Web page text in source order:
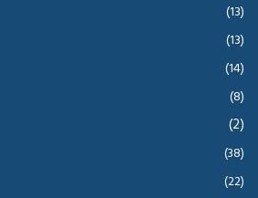
(13)
(13)
(14)
(8)
(2)
(38)
(22)